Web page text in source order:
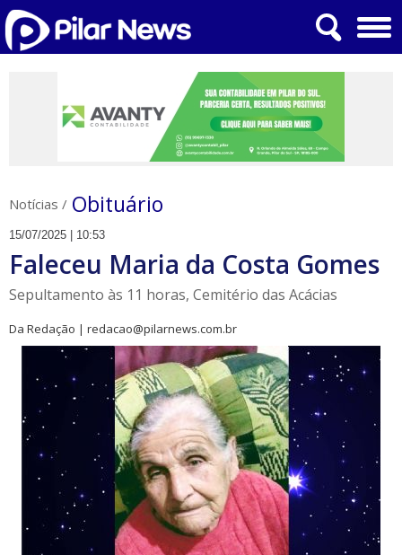
Notícias / Obituário
15/07/2025 | 10:53
Faleceu Maria da Costa Gomes
Sepultamento às 11 horas, Cemitério das Acácias
Da Redação | redacao@pilarnews.com.br